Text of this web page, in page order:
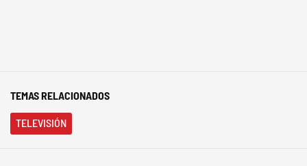
TEMAS RELACIONADOS
TELEVISIÓN